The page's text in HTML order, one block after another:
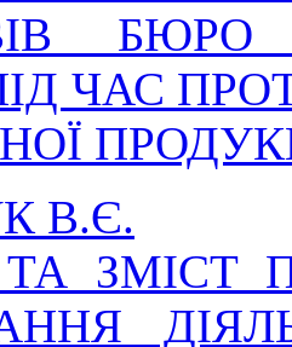
БЮРО
ЧАС
В.Є.
ЗМІСТ